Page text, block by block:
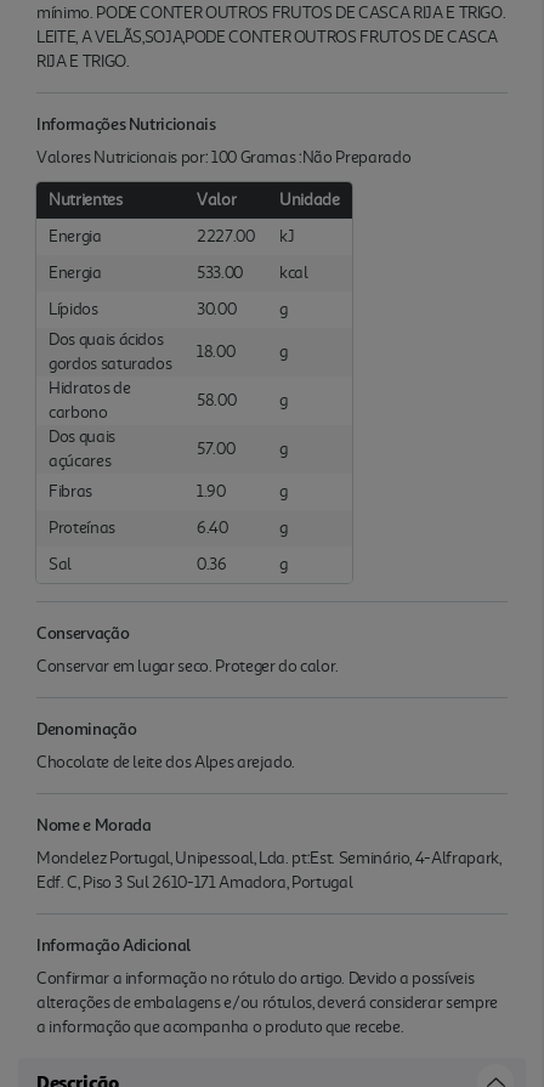
mínimo. PODE CONTER OUTROS FRUTOS DE CASCA RIJA E TRIGO.
LEITE, A VELÃS,SOJA,PODE CONTER OUTROS FRUTOS DE CASCA
RIJA E TRIGO.
Informações Nutricionais
Valores Nutricionais por: 100 Gramas :Não Preparado
Nutrientes Valor
Unidade
Energia
2227.00
kJ
Energia
533.00
kcal
Lípidos
30.00
g
Dos quais ácidos
gordos saturados
18.00
g
Hidratos de
carbono
58.00
g
Dos quais
açúcares
57.00 g
Fibras 1.90
g
Proteínas
6.40
g
Sal
0.36 g
Conservação
Conservar em lugar seco. Proteger do calor.
Denominação
Chocolate de leite dos Alpes arejado.
Nome e Morada
Mondelez Portugal, Unipessoal, Lda. pt:Est. Seminário, 4-Alfrapark,
Edf. C, Piso 3 Sul 2610-171 Amadora, Portugal
Informação Adicional
Confirmar a informação no rótulo do artigo. Devido a possíveis
alterações de embalagens e/ou rótulos, deverá considerar sempre
a informação que acompanha o produto que recebe.
Descrição